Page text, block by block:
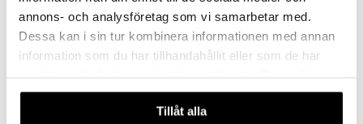
annons- och analysföretag som vi samarbetar med.
Dessa kan i sin tur kombinera informationen med annan
information som du har tillhandahållit eller som de har
våra cookies vid fortsatt användande av vår webbplats.
Tillåt alla
INVIGO Nutri Enrich Conditioner - Deep Nourishing
WELLA PROFESSIONALS
125 kr (ord. 239kr )
TRESEMMÉ
59 kr
-23%